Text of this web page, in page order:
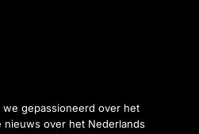
we gepassioneerd over het
nieuws over het Nederlands